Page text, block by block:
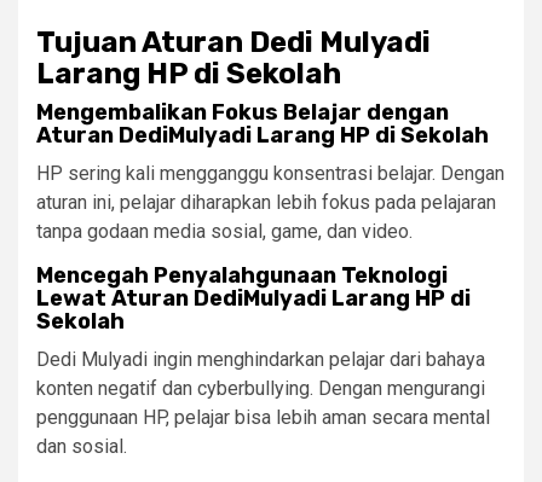
Tujuan Aturan Dedi Mulyadi
Larang HP di Sekolah
Mengembalikan Fokus Belajar dengan
Aturan DediMulyadi Larang HP di Sekolah
HP sering kali mengganggu konsentrasi belajar. Dengan
aturan ini, pelajar diharapkan lebih fokus pada pelajaran
tanpa godaan media sosial, game, dan video.
Mencegah Penyalahgunaan Teknologi
Lewat Aturan DediMulyadi Larang HP di
Sekolah
Dedi Mulyadi ingin menghindarkan pelajar dari bahaya
konten negatif dan cyberbullying. Dengan mengurangi
penggunaan HP, pelajar bisa lebih aman secara mental
dan sosial.